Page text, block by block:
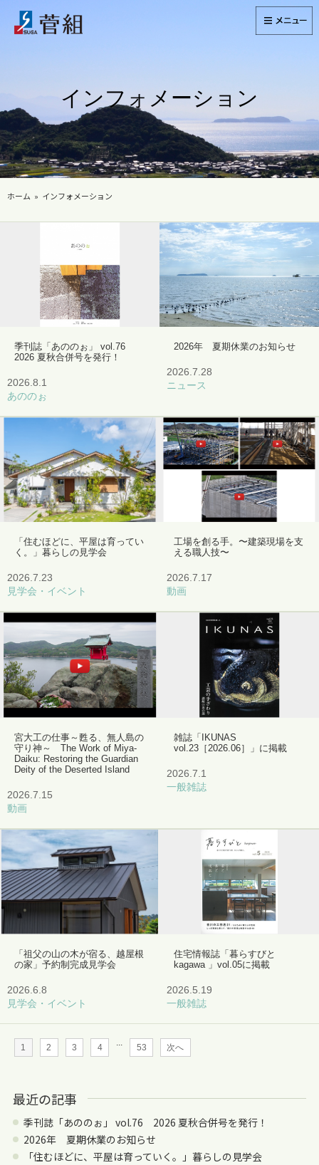
インフォメーション
ホーム インフォメーション
季刊誌「あののぉ」 vol.76
2026 夏秋合併号を発行！
2026.8.1
あののぉ
2026年 夏期休業のお知らせ
2026.7.28
ニュース
「住むほどに、平屋は育ってい
く。」暮らしの見学会
2026.7.23
見学会・イベント
工場を創る手。〜建築現場を支
える職人技〜
2026.7.17
動画
宮大工の仕事～甦る、無人島の
守り神～ The Work of Miya-
Daiku: Restoring the Guardian
Deity of the Deserted Island
2026.7.15
動画
雑誌「IKUNAS
vol.23［2026.06］」に掲載
2026.7.1
一般雑誌
「祖父の山の木が宿る、越屋根
の家」予約制完成見学会
2026.6.8
見学会・イベント
住宅情報誌「暮らすびと
kagawa 」vol.05に掲載
2026.5.19
一般雑誌
1 2 3 4 ... 53 次へ
最近の記事
季刊誌「あののぉ」 vol.76 2026 夏秋合併号を発行！
2026年 夏期休業のお知らせ
「住むほどに、平屋は育っていく。」暮らしの見学会